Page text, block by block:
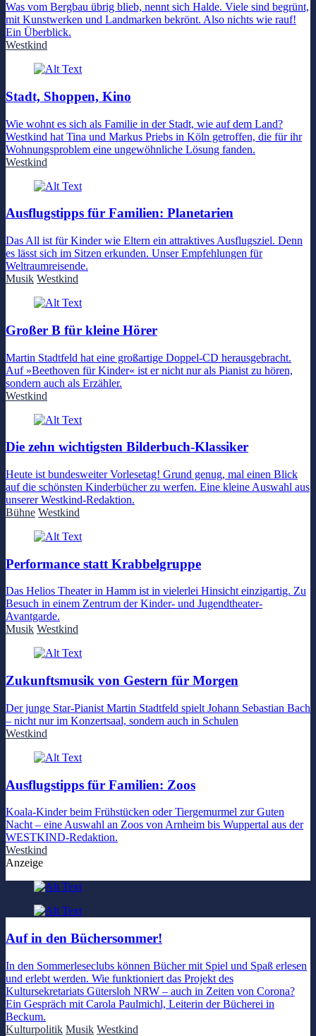
Was vom Bergbau übrig blieb, nennt sich Halde. Viele sind begrünt,
mit Kunstwerken und Landmarken bekrönt. Also nichts wie rauf!
Ein Überblick.
Westkind
Stadt, Shoppen, Kino
Wie wohnt es sich als Familie in der Stadt, wie auf dem Land?
Westkind hat Tina und Markus Priebs in Köln getroffen, die für ihr
Wohnungsproblem eine ungewöhnliche Lösung fanden.
Westkind
Ausflugstipps für Familien: Planetarien
Das All ist für Kinder wie Eltern ein attraktives Ausflugsziel. Denn
es lässt sich im Sitzen erkunden. Unser Empfehlungen für
Weltraumreisende.
Musik Westkind
Großer B für kleine Hörer
Martin Stadtfeld hat eine großartige Doppel-CD herausgebracht.
Auf »Beethoven für Kinder« ist er nicht nur als Pianist zu hören,
sondern auch als Erzähler.
Westkind
Die zehn wichtigsten Bilderbuch-Klassiker
Heute ist bundesweiter Vorlesetag! Grund genug, mal einen Blick
auf die schönsten Kinderbücher zu werfen. Eine kleine Auswahl aus
unserer Westkind-Redaktion.
Bühne Westkind
Performance statt Krabbelgruppe
Das Helios Theater in Hamm ist in vielerlei Hinsicht einzigartig. Zu
Besuch in einem Zentrum der Kinder- und Jugendtheater-
Avantgarde.
Musik Westkind
Zukunftsmusik von Gestern für Morgen
Der junge Star-Pianist Martin Stadtfeld spielt Johann Sebastian Bach
– nicht nur im Konzertsaal, sondern auch in Schulen
Westkind
Ausflugstipps für Familien: Zoos
Koala-Kinder beim Frühstücken oder Tiergemurmel zur Guten
Nacht – eine Auswahl an Zoos von Arnheim bis Wuppertal aus der
WESTKIND-Redaktion.
Westkind
Anzeige
Auf in den Büchersommer!
In den Sommerleseclubs können Bücher mit Spiel und Spaß erlesen
und erlebt werden. Wie funktioniert das Projekt des
Kultursekretariats Gütersloh NRW – auch in Zeiten von Corona?
Ein Gespräch mit Carola Paulmichl, Leiterin der Bücherei in
Beckum.
Kulturpolitik Musik Westkind